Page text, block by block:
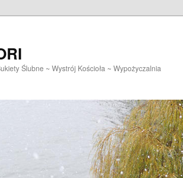
Ślubne ~ Wystrój Kościoła ~ Wypożyczalnia